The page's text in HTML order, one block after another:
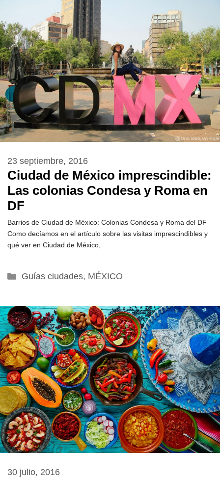
Ciudad de México imprescindible:
Las colonias Condesa y Roma en
DF
23 septiembre, 2016
Barrios de Ciudad de México: Colonias Condesa y Roma del DF
Como decíamos en el artículo sobre las visitas imprescindibles y
qué ver en Ciudad de México,
Categorías
Guías ciudades, MÉXICO
30 julio, 2016